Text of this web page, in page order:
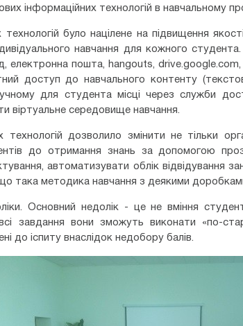
інформаційних технологій в навчальному
технологій було націлене на підвищення
навчання для кожного
електронна пошта, hangouts,
доступ до навчального контенту
для студента місці через служби
віртуальне середовище навчання.
технологій дозволило змінити не тільки
до отримання знань за допомогою
автоматизувати облік відвідування
така методика навчання з деякими
Основний недолік - це не вміння
завдання вони зможуть виконати «по-
до іспиту внаслідок недобору балів.